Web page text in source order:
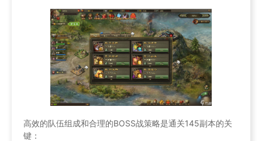
高效的队伍组成和合理的BOSS战策略是通关145副本的关
键：